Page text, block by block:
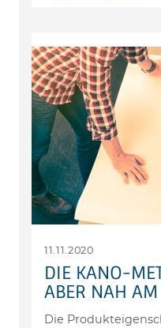
11.11.2020
DIE KANO-
ABER NAH
Die